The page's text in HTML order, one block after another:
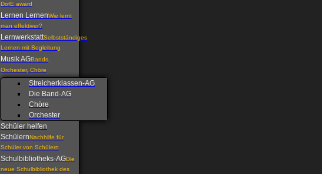
DofE award
Lernen LernenWie lernt
man effektiver?
LernwerkstattSelbstständiges
Lernen mit Begleitung
Musik AGBands,
Orchester, Chöre
Streicherklassen-AG
Die Band-AG
Chöre
Orchester
Schüler helfen
SchülernNachhilfe für
Schüler von Schülern
Schulbibliotheks-AGDie
neue Schulbibliothek des